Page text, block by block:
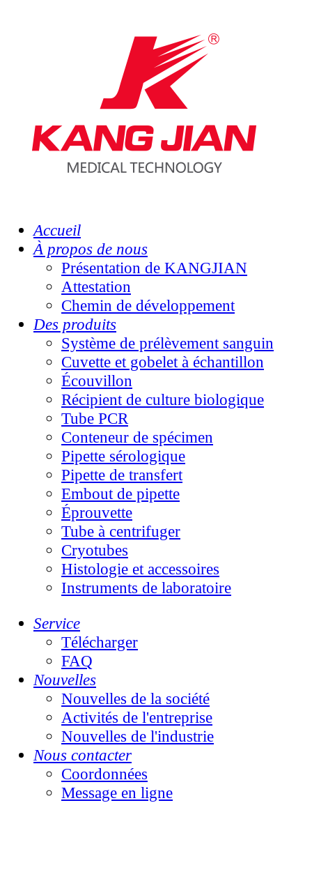
Accueil
À propos de nous
Présentation de KANGJIAN
Attestation
Chemin de développement
Des produits
Système de prélèvement sanguin
Cuvette et gobelet à échantillon
Écouvillon
Récipient de culture biologique
Tube PCR
Conteneur de spécimen
Pipette sérologique
Pipette de transfert
Embout de pipette
Éprouvette
Tube à centrifuger
Cryotubes
Histologie et accessoires
Instruments de laboratoire
Service
Télécharger
FAQ
Nouvelles
Nouvelles de la société
Activités de l'entreprise
Nouvelles de l'industrie
Nous contacter
Coordonnées
Message en ligne